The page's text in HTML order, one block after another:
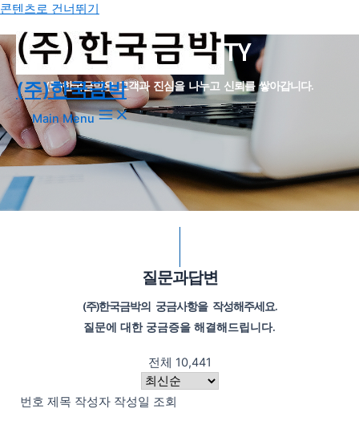
콘텐츠로 건너뛰기
(주)한국금박
Main Menu
COMMUNITY
(주)한국금박은 고객과 진심을 나누고 신뢰를 쌓아갑니다.
질문과답변
(주)한국금박의 궁금사항을 작성해주세요.
질문에 대한 궁금증을 해결해드립니다.
전체 10,441
번호 제목 작성자 작성일 조회